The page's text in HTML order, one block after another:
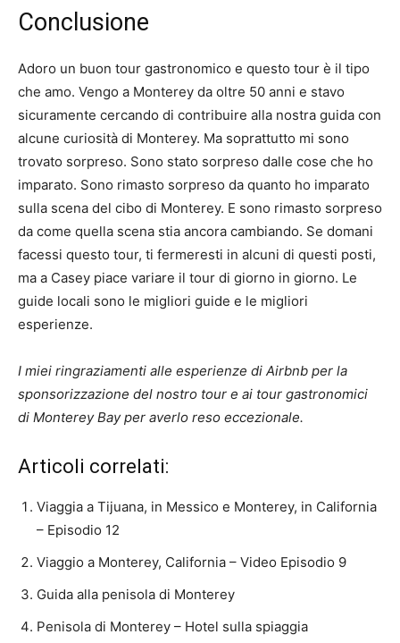
Conclusione
Adoro un buon tour gastronomico e questo tour è il tipo
che amo. Vengo a Monterey da oltre 50 anni e stavo
sicuramente cercando di contribuire alla nostra guida con
alcune curiosità di Monterey. Ma soprattutto mi sono
trovato sorpreso. Sono stato sorpreso dalle cose che ho
imparato. Sono rimasto sorpreso da quanto ho imparato
sulla scena del cibo di Monterey. E sono rimasto sorpreso
da come quella scena stia ancora cambiando. Se domani
facessi questo tour, ti fermeresti in alcuni di questi posti,
ma a Casey piace variare il tour di giorno in giorno. Le
guide locali sono le migliori guide e le migliori
esperienze.
I miei ringraziamenti alle esperienze di Airbnb per la
sponsorizzazione del nostro tour e ai tour gastronomici
di Monterey Bay per averlo reso eccezionale.
Articoli correlati:
Viaggia a Tijuana, in Messico e Monterey, in California
– Episodio 12
Viaggio a Monterey, California – Video Episodio 9
Guida alla penisola di Monterey
Penisola di Monterey – Hotel sulla spiaggia